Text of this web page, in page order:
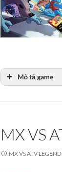
Mô tả game
MX VS
MX VS ATV